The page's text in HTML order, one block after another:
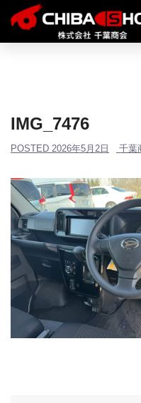
IMG_7476
POSTED 2026年5月2日 千葉